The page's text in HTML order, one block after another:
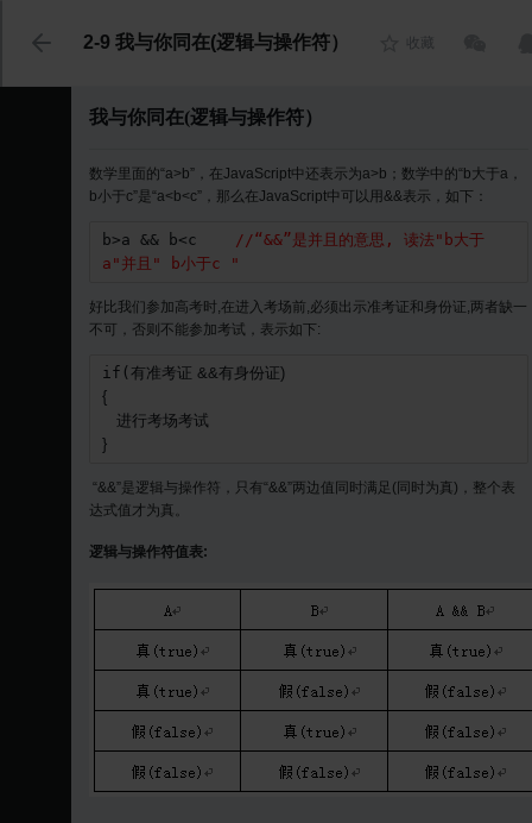
2-9 我与你同在(逻辑与操作符） 收藏
我与你同在(逻辑与操作符）
数学里面的“a>b”，在JavaScript中还表示为a>b；数学中的“b大于a，
b小于c”是“a<b<c”，那么在JavaScript中可以用&&表示，如下：
b>a && b<c
//“&&”是并且的意思, 读法"b大于
a"并且" b小于c "
好比我们参加高考时,在进入考场前,必须出示准考证和身份证,两者缺一
不可，否则不能参加考试，表示如下:
if( 有准考证 &&有身份证
}
“&&”是逻辑与操作符，只有“&&”两边值同时满足(同时为真)，整个表
达式值才为真。
逻辑与操作符值表: